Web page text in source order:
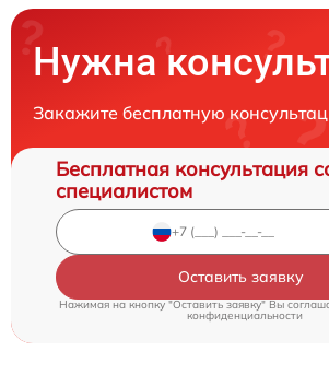
Нужна
Закажите бесплатную
Бесплатная консультация
специалистом
Оставить заявку
Нажимая на кнопку "Оставить заявку" Вы
конфиденциальности